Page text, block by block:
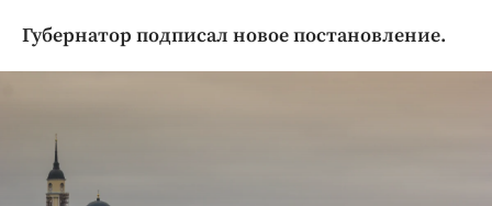
Благоустройство
Образование
Губернатор подписал новое постановление.